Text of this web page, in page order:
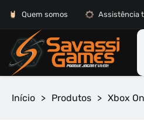
Quem somos Assistência
Início > Produtos > Xbox